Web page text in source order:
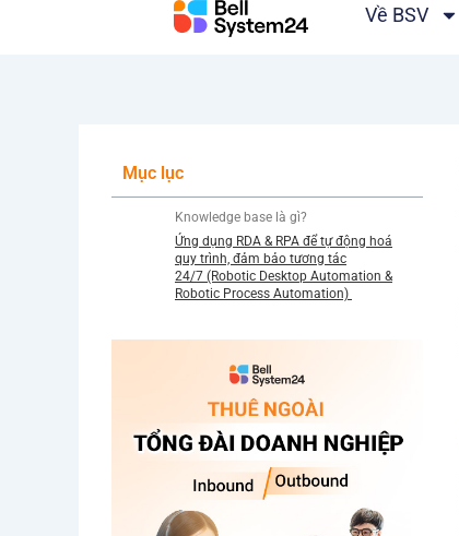
Về BSV
Mục lục
Knowledge base là gì?
Ứng dụng RDA & RPA để tự động hoá
quy trình, đảm bảo tương tác
24/7 (Robotic Desktop Automation &
Robotic Process Automation)